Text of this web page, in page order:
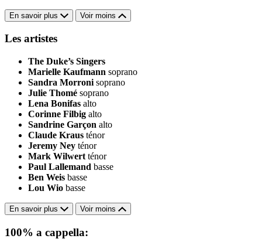
En savoir plus Voir moins
Les artistes
The Duke’s Singers
Marielle Kaufmann soprano
Sandra Morroni soprano
Julie Thomé soprano
Lena Bonifas alto
Corinne Filbig alto
Sandrine Garçon alto
Claude Kraus ténor
Jeremy Ney ténor
Mark Wilwert ténor
Paul Lallemand basse
Ben Weis basse
Lou Wio basse
En savoir plus Voir moins
100% a cappella: